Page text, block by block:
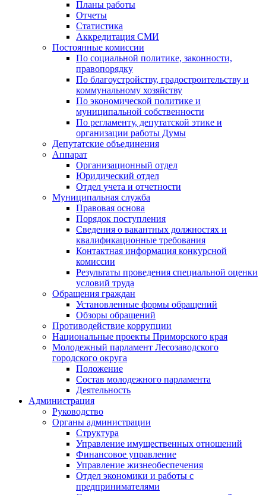
Планы работы
Отчеты
Статистика
Аккредитация СМИ
Постоянные комиссии
По социальной политике, законности,
правопорядку
По благоустройству, градостроительству и
коммунальному хозяйству
По экономической политике и
муниципальной собственности
По регламенту, депутатской этике и
организации работы Думы
Депутатские объединения
Аппарат
Организационный отдел
Юридический отдел
Отдел учета и отчетности
Муниципальная служба
Правовая основа
Порядок поступления
Сведения о вакантных должностях и
квалификационные требования
Контактная информация конкурсной
комиссии
Результаты проведения специальной оценки
условий труда
Обращения граждан
Установленные формы обращений
Обзоры обращений
Противодействие коррупции
Национальные проекты Приморского края
Молодежный парламент Лесозаводского
городского округа
Положение
Состав молодежного парламента
Деятельность
Администрация
Руководство
Органы администрации
Структура
Управление имущественных отношений
Финансовое управление
Управление жизнеобеспечения
Отдел экономики и работы с
предпринимателями